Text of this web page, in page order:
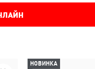
НОВИНКА